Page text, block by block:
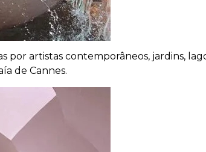
artistas contemporâneos, jardins,
de Cannes.